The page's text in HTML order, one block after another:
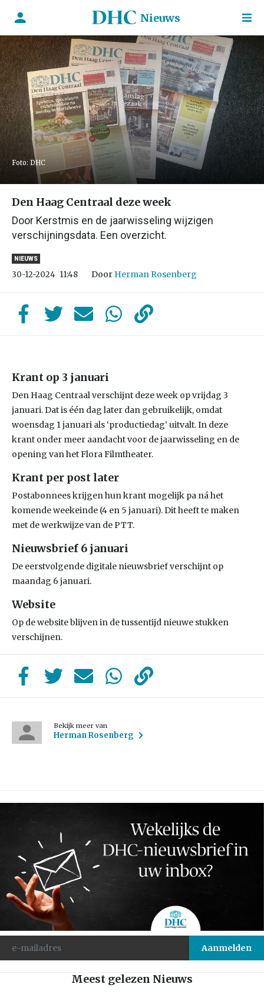
Nieuws
Foto: DHC
Den Haag Centraal deze week
Door Kerstmis en de jaarwisseling wijzigen
verschijningsdata. Een overzicht.
NIEUWS
30-12-2024 11:48 Door Herman Rosenberg
Krant op 3 januari
Den Haag Centraal verschijnt deze week op vrijdag 3
januari. Dat is één dag later dan gebruikelijk, omdat
woensdag 1 januari als ‘productiedag’ uitvalt. In deze
krant onder meer aandacht voor de jaarwisseling en de
opening van het Flora Filmtheater.
Krant per post later
Postabonnees krijgen hun krant mogelijk pa ná het
komende weekeinde (4 en 5 januari). Dit heeft te maken
met de werkwijze van de PTT.
Nieuwsbrief 6 januari
De eerstvolgende digitale nieuwsbrief verschijnt op
maandag 6 januari.
Website
Op de website blijven in de tussentijd nieuwe stukken
verschijnen.
Bekijk meer van
Herman Rosenberg
Meest gelezen Nieuws